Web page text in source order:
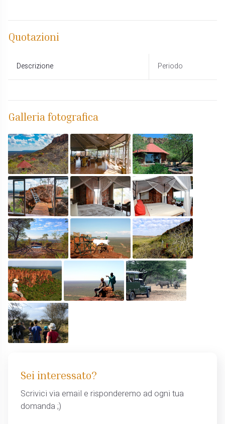
Quotazioni
Descrizione Periodo
Galleria fotografica
Sei interessato?
Scrivici via email e risponderemo ad ogni tua
domanda ;)